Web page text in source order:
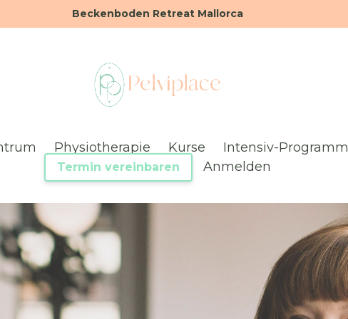
Beckenboden Retreat Mallorca
Physiotherapie Kurse Intensiv-Programm
Termin vereinbaren Anmelden